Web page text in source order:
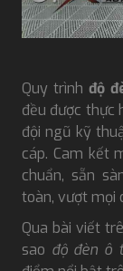
Quy trình độ
đều được thực
đội ngũ kỹ
cáp. Cam kết
chuẩn, sẵn
toàn, vượt mọi
Qua bài viết
sao độ đèn ô